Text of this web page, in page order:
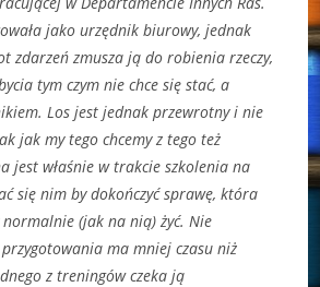
jako urzędnik biurowy, jednak
zdarzeń zmusza ją do robienia rzeczy,
tym czym nie chce się stać, a
Los jest jednak przewrotny i nie
jak my tego chcemy z tego też
jest właśnie w trakcie szkolenia na
się nim by dokończyć sprawę, która
(jak na nią) żyć. Nie
ma mniej czasu niż
z treningów czeka ją